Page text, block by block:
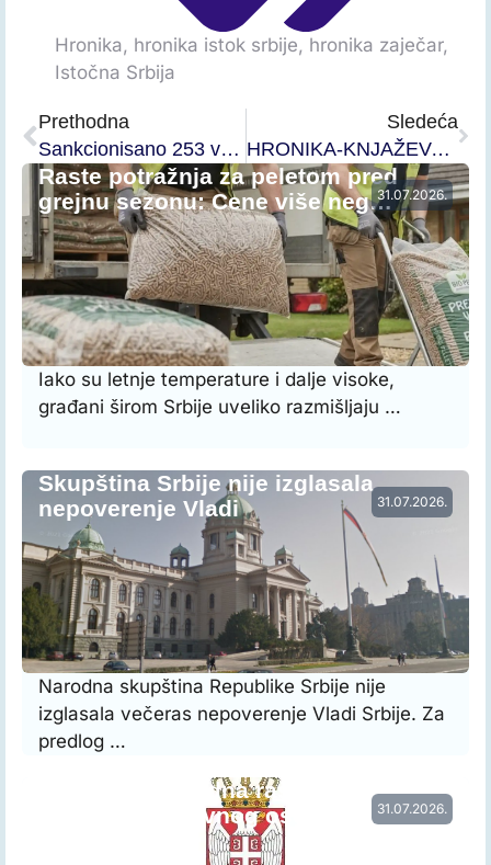
Hronika, hronika istok srbije, hronika zaječar,
Istočna Srbija
Prethodna
Sankcionisano 253 vozača električnih trotineta
Sledeća
HRONIKA-KNJAŽEVAC: Sa 1,59 promila alkohola u krvi sleteo sa puta!
31.07.2026.
Raste potražnja za peletom pred
grejnu sezonu: Cene više neg…
Iako su letnje temperature i dalje visoke,
građani širom Srbije uveliko razmišljaju …
31.07.2026.
Skupština Srbije nije izglasala
nepoverenje Vladi
Narodna skupština Republike Srbije nije
izglasala večeras nepoverenje Vladi Srbije. Za
predlog …
31.07.2026.
Vraćena prethodna raspodela radnog
vremena nastavnog osoblja…